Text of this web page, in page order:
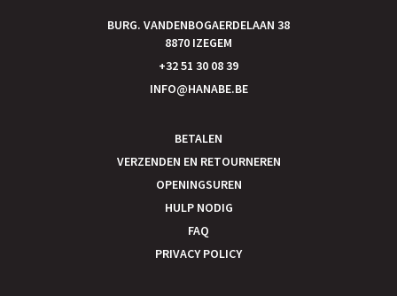
BURG. VANDENBOGAERDELAAN 38
8870 IZEGEM
+32 51 30 08 39
INFO@HANABE.BE
BETALEN
VERZENDEN EN RETOURNEREN
OPENINGSUREN
HULP NODIG
FAQ
PRIVACY POLICY